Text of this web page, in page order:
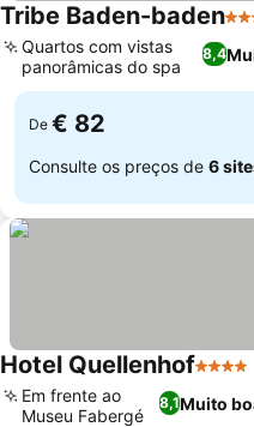
Tribe Baden-baden4
8,4
Quartos com vistas
panorâmicas do spa
De € 82
Consulte os preços de 6
Hotel Quellenhof4
8,1Muito
Em frente ao
Museu Fabergé